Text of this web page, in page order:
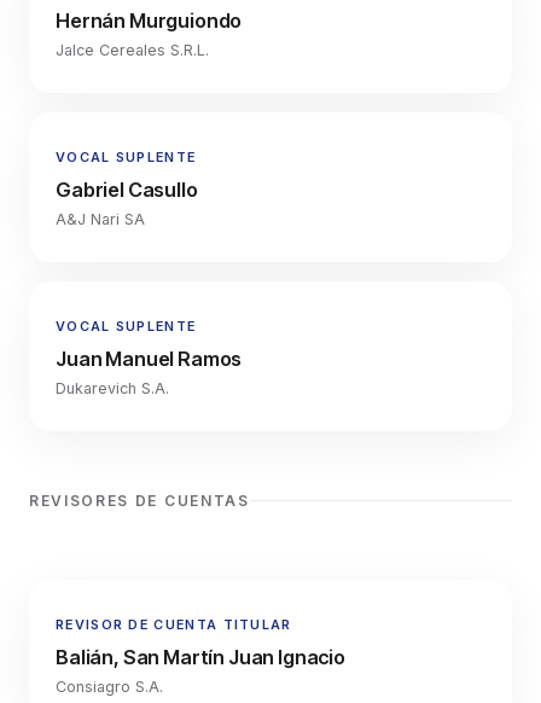
Hernán Murguiondo
Jalce Cereales S.R.L.
VOCAL SUPLENTE
Gabriel Casullo
A&J Nari SA
VOCAL SUPLENTE
Juan Manuel Ramos
Dukarevich S.A.
REVISORES DE CUENTAS
REVISOR DE CUENTA TITULAR
Balián, San Martín Juan Ignacio
Consiagro S.A.